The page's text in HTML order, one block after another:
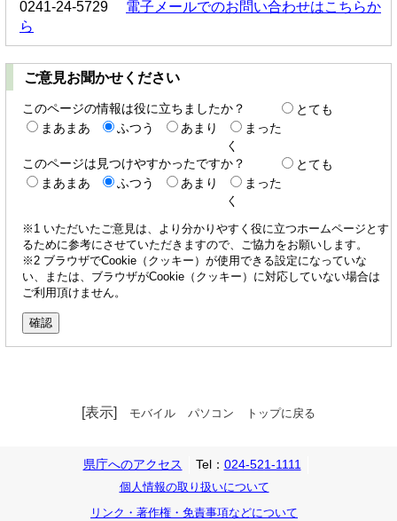
0241-24-5729 電子メールでのお問い合わせはこちらか
ら
ご意見お聞かせください
このページの情報は役に立ちましたか？
とても
まあまあ
ふつう あまり
まった
く
このページは見つけやすかったですか？
とても
まあまあ
ふつう あまり
まった
く
※1 いただいたご意見は、より分かりやすく役に立つホームページとす
るために参考にさせていただきますので、ご協力をお願いします。
※2 ブラウザでCookie（クッキー）が使用できる設定になっていな
い、または、ブラウザがCookie（クッキー）に対応していない場合は
ご利用頂けません。
[表示] モバイル パソコン トップに戻る
県庁へのアクセス Tel： 024-521-1111
個人情報の取り扱いについて
リンク・著作権・免責事項などについて